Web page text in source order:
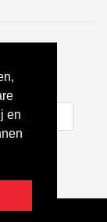
en